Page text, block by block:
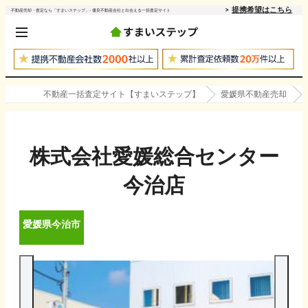
不動産売却・査定なら「すまいステップ」- 優良不動産会社と出会える一括査定サイト 提携希望はこちら
不動産一括査定サイト【すまいステップ】 愛媛県不動産売却
株式会社愛媛総合センター
今治店
愛媛県今治市